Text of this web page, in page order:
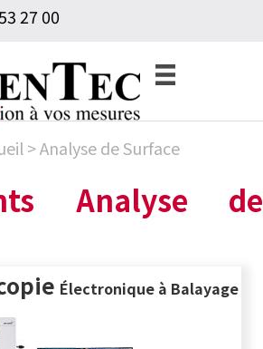
27 00
>Analyse de Surface
Analyse de
Électronique à Balayage